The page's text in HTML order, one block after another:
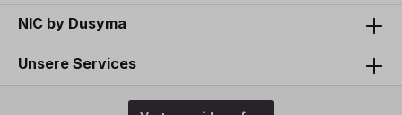
NIC by Dusyma
Unsere Services